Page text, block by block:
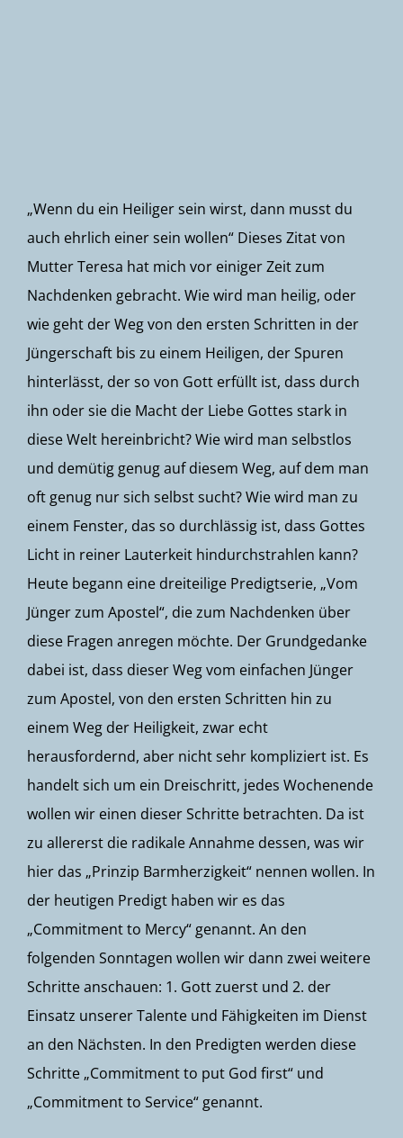
„Wenn du ein Heiliger sein wirst, dann musst du
auch ehrlich einer sein wollen“ Dieses Zitat von
Mutter Teresa hat mich vor einiger Zeit zum
Nachdenken gebracht. Wie wird man heilig, oder
wie geht der Weg von den ersten Schritten in der
Jüngerschaft bis zu einem Heiligen, der Spuren
hinterlässt, der so von Gott erfüllt ist, dass durch
ihn oder sie die Macht der Liebe Gottes stark in
diese Welt hereinbricht? Wie wird man selbstlos
und demütig genug auf diesem Weg, auf dem man
oft genug nur sich selbst sucht? Wie wird man zu
einem Fenster, das so durchlässig ist, dass Gottes
Licht in reiner Lauterkeit hindurchstrahlen kann?
Heute begann eine dreiteilige Predigtserie, „Vom
Jünger zum Apostel“, die zum Nachdenken über
diese Fragen anregen möchte. Der Grundgedanke
dabei ist, dass dieser Weg vom einfachen Jünger
zum Apostel, von den ersten Schritten hin zu
einem Weg der Heiligkeit, zwar echt
herausfordernd, aber nicht sehr kompliziert ist. Es
handelt sich um ein Dreischritt, jedes Wochenende
wollen wir einen dieser Schritte betrachten. Da ist
zu allererst die radikale Annahme dessen, was wir
hier das „Prinzip Barmherzigkeit“ nennen wollen. In
der heutigen Predigt haben wir es das
„Commitment to Mercy“ genannt. An den
folgenden Sonntagen wollen wir dann zwei weitere
Schritte anschauen: 1. Gott zuerst und 2. der
Einsatz unserer Talente und Fähigkeiten im Dienst
an den Nächsten. In den Predigten werden diese
Schritte „Commitment to put God first“ und
„Commitment to Service“ genannt.